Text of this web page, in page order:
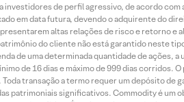
de perfil agressivo, de acordo
em data futura, devendo o adquirente do
altas relações de risco e retorno
do cliente não está garantido neste
de uma determinada quantidade de ações,
de 16 dias e máximo de 999 dias corridos.
transação a termo requer um depósito de
patrimoniais significativos. Commodity é